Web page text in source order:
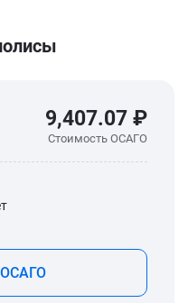
9,407.07 ₽
Стоимость ОСАГО